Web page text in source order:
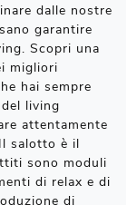
dalle nostre
garantire
Scopri una
migliori
hai sempre
living
attentamente
salotto è il
sono moduli
di relax e di
di